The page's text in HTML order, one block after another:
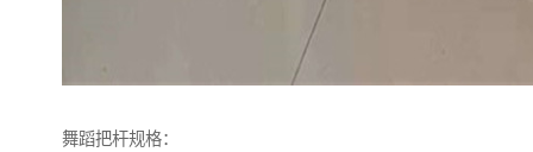
舞蹈把杆规格：